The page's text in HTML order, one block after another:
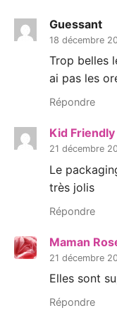
Guessant
18 décembre
Trop belles
ai pas les
Répondre
Kid Friendly
21 décembre
Le
très jolis
Répondre
Maman
21 décembre
Elles sont
Répondre